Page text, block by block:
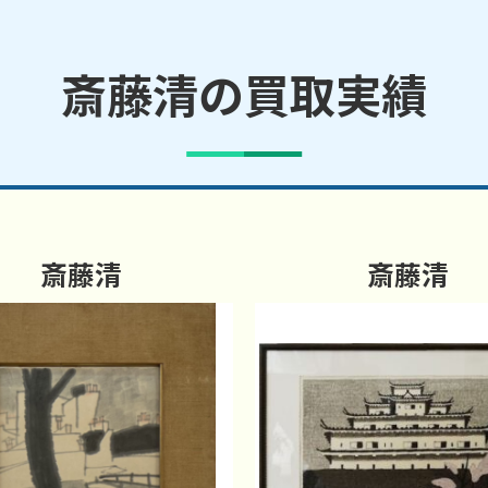
斎藤清の買取実績
斎藤清 斎藤清